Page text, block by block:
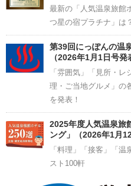
最新の「人気温泉旅館
つ星の宿プラチナ」は
第39回にっぽんの温
（2026年1月1日号発
「雰囲気」「見所・
理・ご当地グルメ」の
を発表！
2025年度人気温泉旅
ング」（2026年1月
「料理」「接客」「
スト100軒